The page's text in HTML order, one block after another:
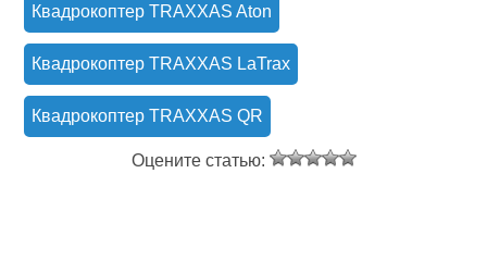
Квадрокоптер TRAXXAS Aton
Квадрокоптер TRAXXAS LaTrax
Квадрокоптер TRAXXAS QR
Оцените статью: